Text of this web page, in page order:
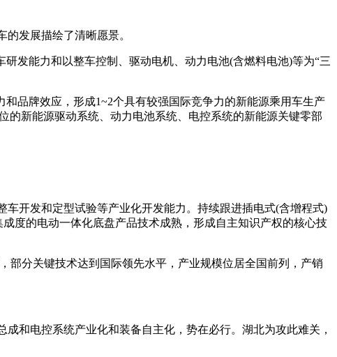
发展描绘了清晰愿景。
发能力和以整车控制、驱动电机、动力电池(含燃料电池)等为“三
品牌效应，形成1~2个具有较强国际竞争力的新能源乘用车生产
的新能源驱动系统、动力电池系统、电控系统的新能源关键零部
开发和定型试验等产业化开发能力。持续跟进插电式(含增程式)
度的电动一体化底盘产品技术成熟，形成自主知识产权的核心技
部分关键技术达到国际领先水平，产业规模位居全国前列，产销
和电控系统产业化和装备自主化，势在必行。湖北为攻此难关，